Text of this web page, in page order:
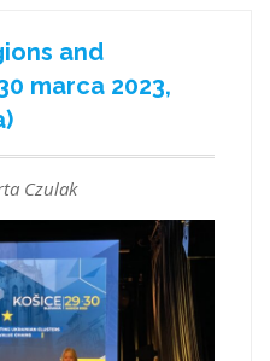
and
marca 2023,
Czulak